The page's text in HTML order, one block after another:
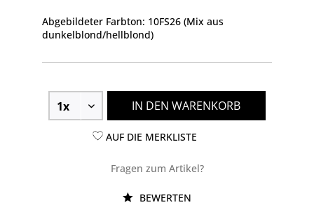
Abgebildeter Farbton: 10FS26 (Mix aus
dunkelblond/hellblond)
IN DEN WARENKORB
AUF DIE MERKLISTE
Fragen zum Artikel?
BEWERTEN